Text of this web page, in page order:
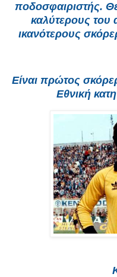
ποδοσφαιριστής.
καλύτερους του
ικανότερους
Είναι πρώτος
Εθνική